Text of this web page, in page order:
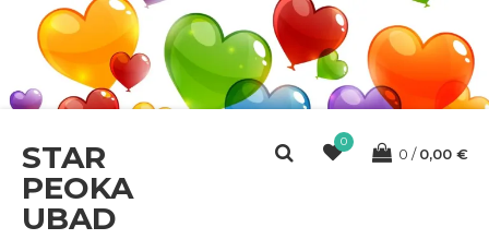
STAR
PEOKA
UBAD
0
0 0,00 €